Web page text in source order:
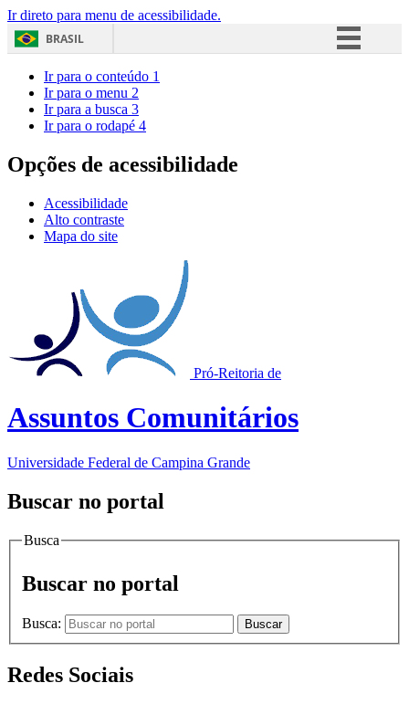
Ir direto para menu de acessibilidade.
BRASIL
Acesso à informação
Ir para o conteúdo 1
Ir para o menu 2
Ir para a busca 3
Ir para o rodapé 4
Opções de acessibilidade
Acessibilidade
Alto contraste
Mapa do site
Pró-Reitoria de
Assuntos Comunitários
Universidade Federal de Campina Grande
Buscar no portal
Busca
Buscar no portal
Busca: Buscar
Redes Sociais